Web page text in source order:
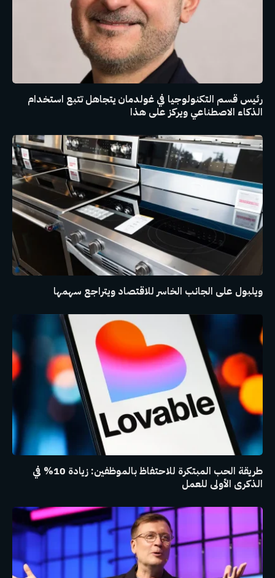
رئيس قسم التكنولوجيا في غولدمان يتجاهل تتبع استخدام
الذكاء الاصطناعي ويركز على هذا
ويلبول على الجانب الخاسر للاقتصاد ويتراجع سهمها
طريقة الحب المبتكرة للاحتفاظ بالموظفين: زيادة 10% في
الذكرى الأولى للعمل